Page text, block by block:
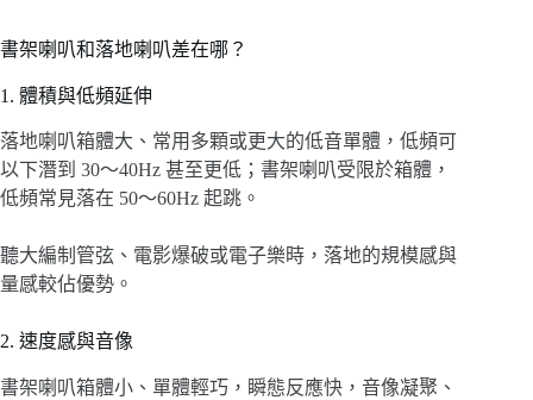
書架喇叭和落地喇叭差在哪？
1. 體積與低頻延伸
落地喇叭箱體大、常用多顆或更大的低音單體，低頻可
以下潛到 30～40Hz 甚至更低；書架喇叭受限於箱體，
低頻常見落在 50～60Hz 起跳。
聽大編制管弦、電影爆破或電子樂時，落地的規模感與
量感較佔優勢。
2. 速度感與音像
書架喇叭箱體小、單體輕巧，瞬態反應快，音像凝聚、